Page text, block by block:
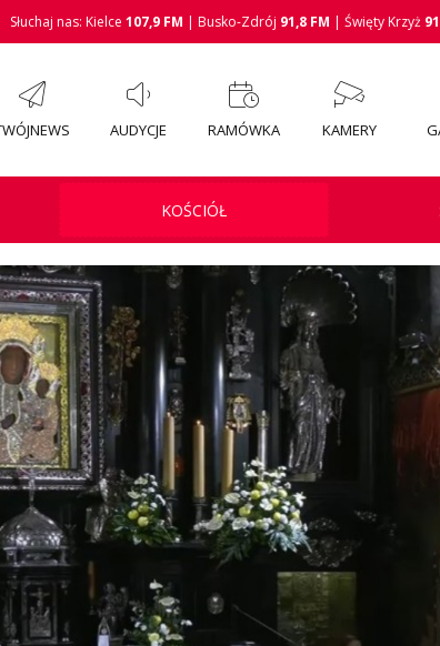
Słuchaj nas: Kielce 107,9 FM | Busko-Zdrój 91,8 FM | Święty Krzyż
AUDYCJE RAMÓWKA KAMERY
KOŚCIÓŁ